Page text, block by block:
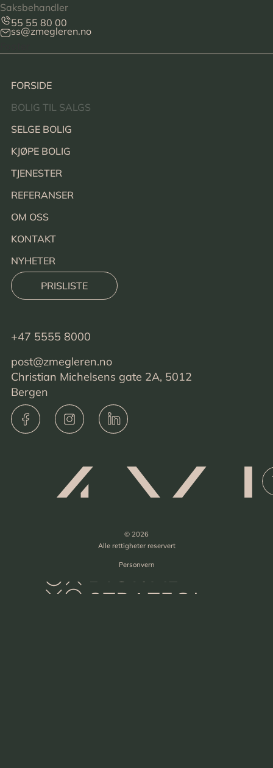
Saksbehandler
55 55 80 00
ss@zmegleren.no
FORSIDE
BOLIG TIL SALGS
SELGE BOLIG
KJØPE BOLIG
TJENESTER
REFERANSER
OM OSS
KONTAKT
NYHETER
PRISLISTE
+47 5555 8000
post@zmegleren.no
Christian Michelsens gate 2A, 5012
Bergen
© 2026
Alle rettigheter reservert
Personvern